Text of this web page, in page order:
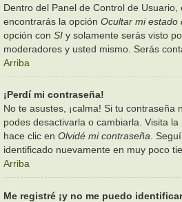
Dentro del Panel de Control de Usuario,
encontrarás la opción Ocultar mi estado
opción con SI y solamente serás visto
moderadores y usted mismo. Serás
Arriba
¡Perdí mi contraseña!
No te asustes, ¡calma! Si tu contraseña
podes desactivarla o cambiarla. Visita
hace clic en Olvidé mi contraseña.
identificado nuevamente en muy poco
Arriba
Me registré ¡y no me puedo